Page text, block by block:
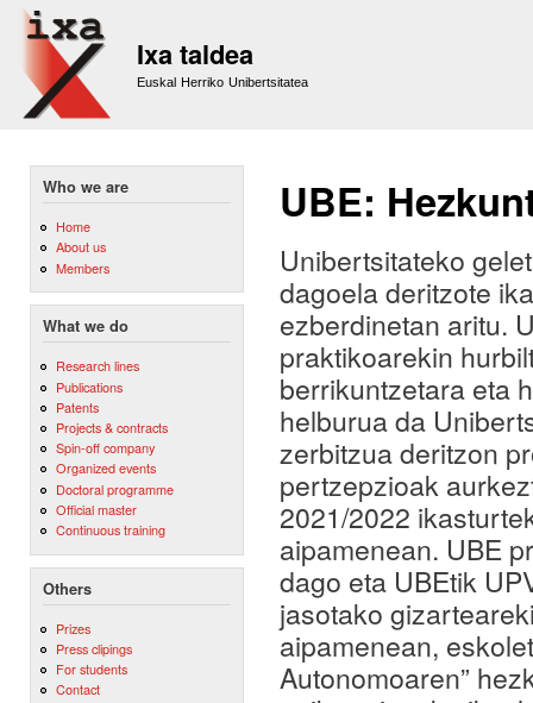
Ixa taldea
Euskal Herriko Unibertsitatea
Who we are
Home
About us
Members
What we do
Research lines
Publications
Patents
Projects & contracts
Spin-off company
Organized events
Doctoral programme
Official master
Continuous training
Others
Prizes
Press clipings
For students
Contact
UBE:
Unibertsitateko
dagoela deritzote
ezberdinetan aritu.
praktikoarekin
berrikuntzetara eta
helburua da
zerbitzua deritzon
pertzepzioak
2021/2022
aipamenean. UBE
dago eta UBEtik
jasotako
aipamenean,
Autonomoaren”